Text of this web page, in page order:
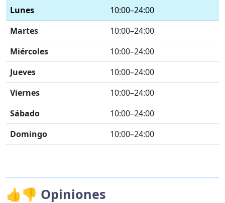
Lunes
10:00–24:00
Martes
10:00–24:00
Miércoles
10:00–24:00
Jueves
10:00–24:00
Viernes
10:00–24:00
Sábado
10:00–24:00
Domingo
10:00–24:00
👍👎 Opiniones